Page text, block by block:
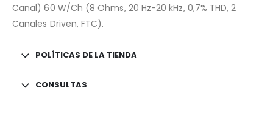
Canal) 60 W/Ch (8 Ohms, 20 Hz-20 kHz, 0,7% THD, 2
Canales Driven, FTC).
POLÍTICAS DE LA TIENDA
CONSULTAS